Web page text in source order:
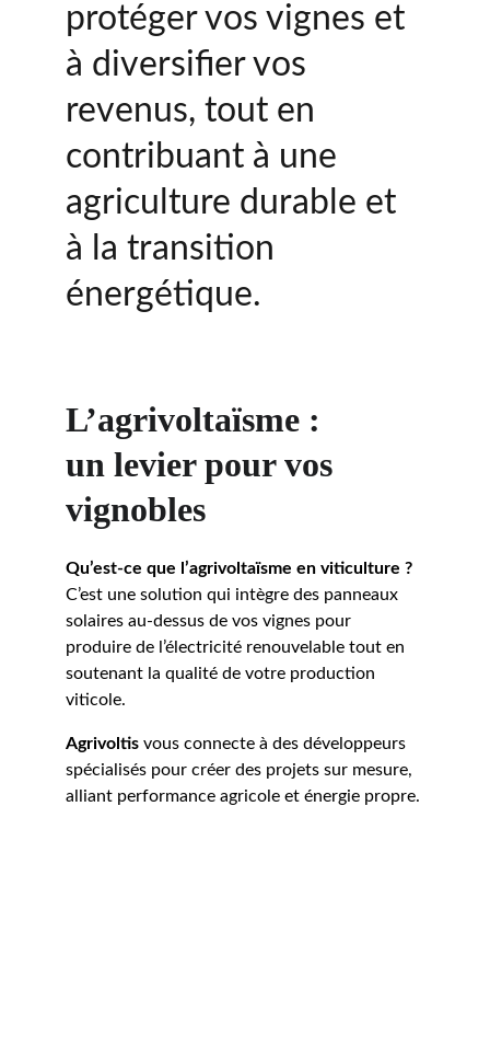
protéger vos vignes et
à diversifier vos
revenus, tout en
contribuant à une
agriculture durable et
à la transition
énergétique.
L’agrivoltaïsme :
un levier pour vos
vignobles
Qu’est-ce que l’agrivoltaïsme en viticulture ?
C’est une solution qui intègre des panneaux
solaires au-dessus de vos vignes pour
produire de l’électricité renouvelable tout en
soutenant la qualité de votre production
viticole.
Agrivoltis vous connecte à des développeurs
spécialisés pour créer des projets sur mesure,
alliant performance agricole et énergie propre.